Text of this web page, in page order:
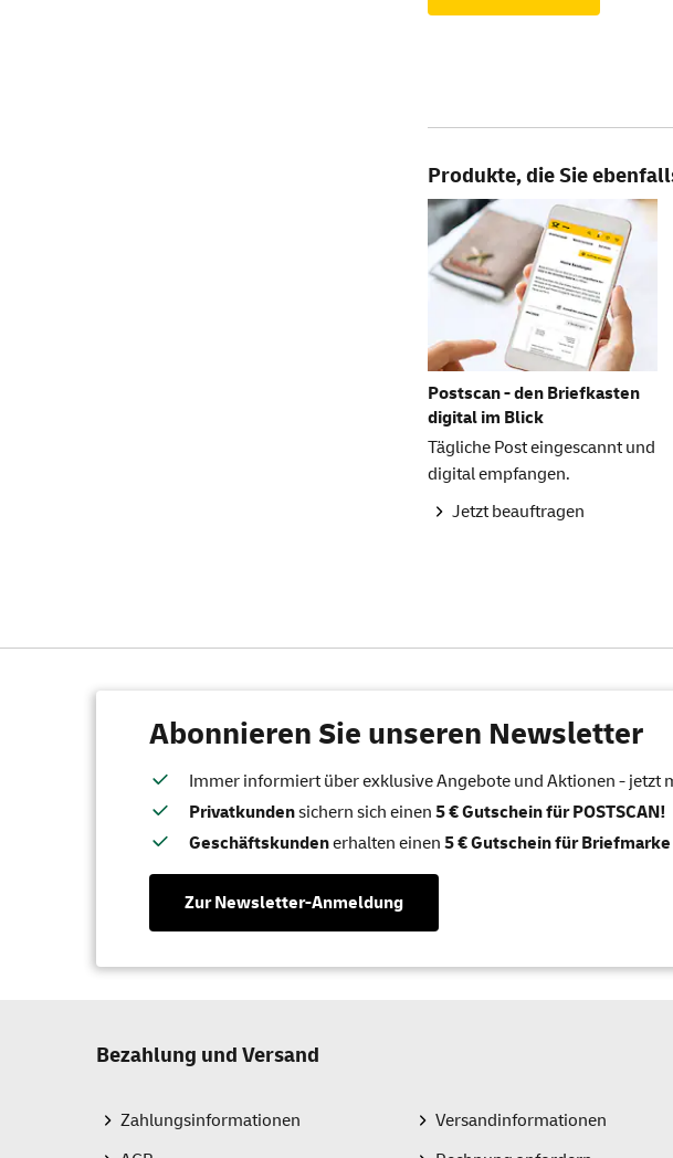
Produkte, die Sie
Postscan - den Briefkasten
digital im Blick
Tägliche Post eingescannt und
digital empfangen.
Jetzt beauftragen
Abonnieren Sie unseren Newsletter
Immer informiert über exklusive Angebote und Aktionen - jetzt
Privatkundensichern sich einen 5 € Gutschein für POSTSCAN!
Geschäftskundenerhalten einen 5 € Gutschein für
Zur Newsletter-Anmeldung
Bezahlung und Versand
Zahlungsinformationen
Versandinformationen